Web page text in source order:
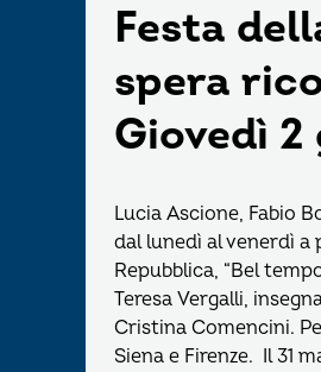
Festa
spera
Giovedì 2
Lucia Ascione, Fabio
dal lunedì al venerdì a
Repubblica, “Bel
Teresa Vergalli,
Cristina Comencini.
Siena e Firenze. Il 31